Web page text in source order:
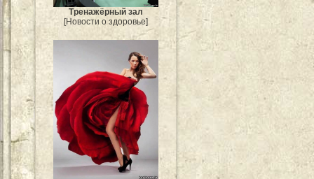
Тренажёрный зал
[Новости о здоровье]